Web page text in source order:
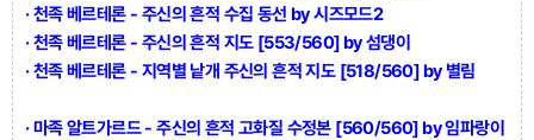
· 천족 베르테론 - 주신의 흔적 수집 동선 by 시즈모드2
· 천족 베르테론 - 주신의 흔적 지도 [553/560] by 섬댕이
· 천족 베르테론 - 지역별 낱개 주신의 흔적 지도 [518/560] by 별림
· 마족 알트가르드 - 주신의 흔적 고화질 수정본 [560/560] by 임파랑이